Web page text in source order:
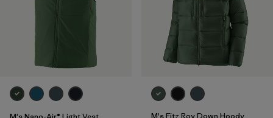
M's Fitz Roy Down Hoody